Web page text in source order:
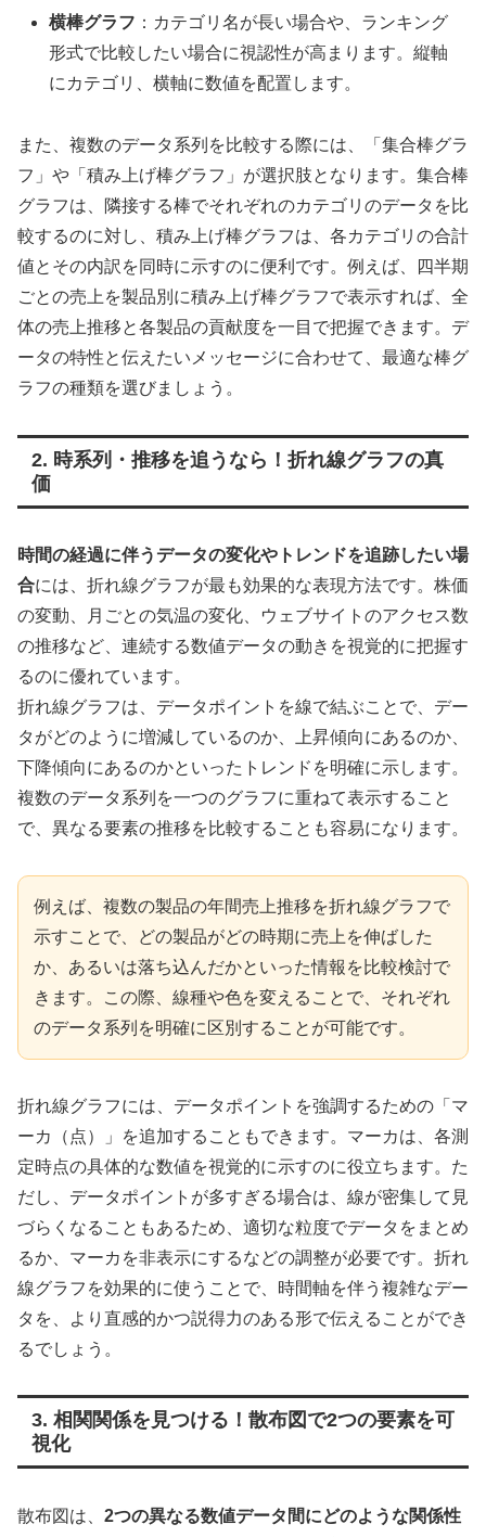
横棒グラフ ：カテゴリ名が長い場合や、ランキング
形式で比較したい場合に視認性が高まります。縦軸
にカテゴリ、横軸に数値を配置します。
また、複数のデータ系列を比較する際には、「集合棒グラ
フ」や「積み上げ棒グラフ」が選択肢となります。集合棒
グラフは、隣接する棒でそれぞれのカテゴリのデータを比
較するのに対し、積み上げ棒グラフは、各カテゴリの合計
値とその内訳を同時に示すのに便利です。例えば、四半期
ごとの売上を製品別に積み上げ棒グラフで表示すれば、全
体の売上推移と各製品の貢献度を一目で把握できます。デ
ータの特性と伝えたいメッセージに合わせて、最適な棒グ
ラフの種類を選びましょう。
2. 時系列・推移を追うなら！折れ線グラフの真
価
時間の経過に伴うデータの変化やトレンドを追跡したい場
合には、折れ線グラフが最も効果的な表現方法です。株価
の変動、月ごとの気温の変化、ウェブサイトのアクセス数
の推移など、連続する数値データの動きを視覚的に把握す
るのに優れています。
折れ線グラフは、データポイントを線で結ぶことで、デー
タがどのように増減しているのか、上昇傾向にあるのか、
下降傾向にあるのかといったトレンドを明確に示します。
複数のデータ系列を一つのグラフに重ねて表示すること
で、異なる要素の推移を比較することも容易になります。
例えば、複数の製品の年間売上推移を折れ線グラフで
示すことで、どの製品がどの時期に売上を伸ばした
か、あるいは落ち込んだかといった情報を比較検討で
きます。この際、線種や色を変えることで、それぞれ
のデータ系列を明確に区別することが可能です。
折れ線グラフには、データポイントを強調するための「マ
ーカ（点）」を追加することもできます。マーカは、各測
定時点の具体的な数値を視覚的に示すのに役立ちます。た
だし、データポイントが多すぎる場合は、線が密集して見
づらくなることもあるため、適切な粒度でデータをまとめ
るか、マーカを非表示にするなどの調整が必要です。折れ
線グラフを効果的に使うことで、時間軸を伴う複雑なデー
タを、より直感的かつ説得力のある形で伝えることができ
るでしょう。
3. 相関関係を見つける！散布図で2つの要素を可
視化
散布図は、 2つの異なる数値データ間にどのような関係性